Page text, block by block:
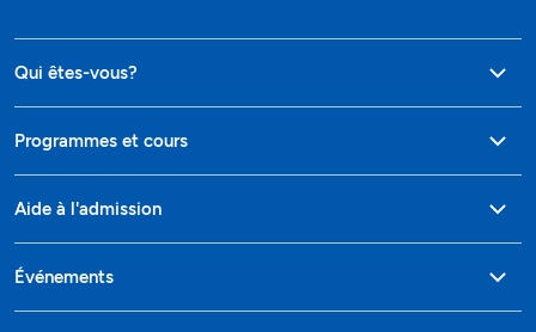
Qui êtes-vous?
Programmes et cours
Aide à l'admission
Événements